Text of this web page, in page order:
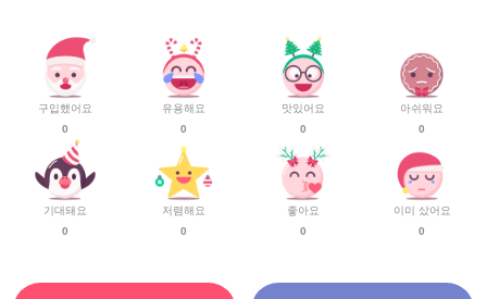
구입했어요
0
기대돼요
0
유용해요
0
저렴해요
0
맛있어요
0
좋아요
0
아쉬워요
0
이미 샀어요
0